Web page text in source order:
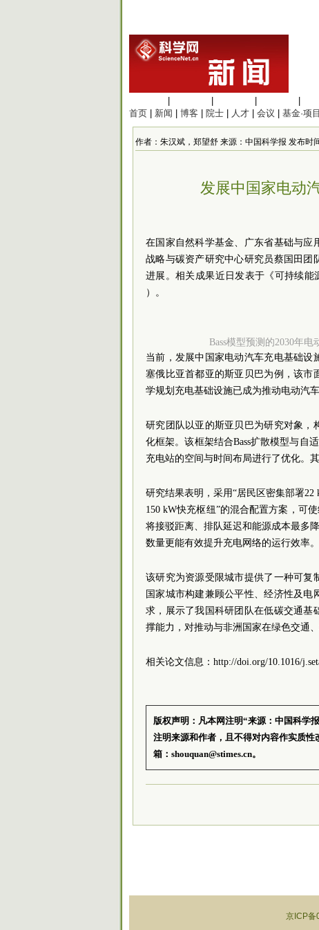
首页
新闻 博客 院士 人才 会议 基金·项目
作者：朱汉斌，郑望舒 来源：中国科学报 发布时
发展中国家电动
在国家自然科学基金、广东省基础与应
战略与碳资产研究中心研究员蔡国田团
进展。相关成果近日发表于《可持续能
）。
Bass模型预测的2030年
当前，发展中国家电动汽车充电基础
塞俄比亚首都亚的斯亚贝巴为例，该市
学规划充电基础设施已成为推动电动汽
研究团队以亚的斯亚贝巴为研究对象，
化框架。该框架结合Bass扩散模型与自
充电站的空间与时间布局进行了优化。
研究结果表明，采用“居民区密集部署
150 kW快充枢纽”的混合配置方案，可
将接驳距离、排队延迟和能源成本最多
数量更能有效提升充电网络的运行效率。
该研究为资源受限城市提供了一种可复
国家城市构建兼顾公平性、经济性及
求，展示了我国科研团队在低碳交通基
撑能力，对推动与非洲国家在绿色交通
相关论文信息：http://doi.org/10.1016/
版权声明：凡本网注明“来源：中国科学
注明来源和作者，且不得对内容作实质
箱：shouquan@stimes.cn。
京ICP备